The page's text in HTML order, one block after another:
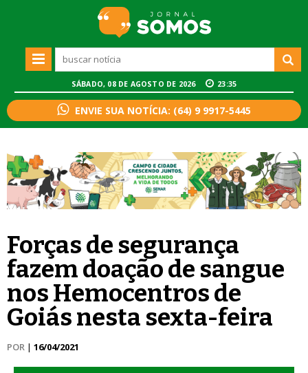
SÁBADO, 08 DE AGOSTO DE 2026 23:35
ENVIE SUA NOTÍCIA: (64) 9 9917-5445
Forças de segurança
fazem doação de sangue
nos Hemocentros de
Goiás nesta sexta-feira
POR | 16/04/2021